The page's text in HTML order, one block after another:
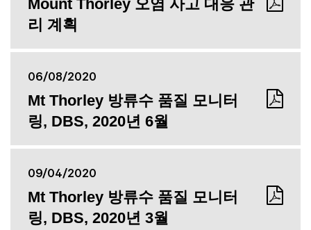
Mount Thorley 오염 사고 대응 관
리 계획
06/08/2020
Mt Thorley 방류수 품질 모니터
링, DBS, 2020년 6월
09/04/2020
Mt Thorley 방류수 품질 모니터
링, DBS, 2020년 3월